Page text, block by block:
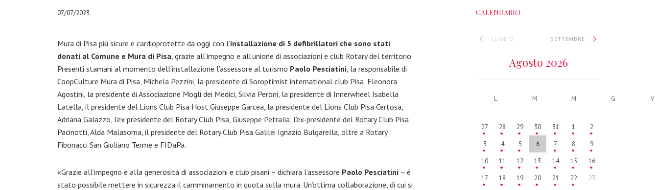
07/07/2023
Mura di Pisa più sicure e cardioprotette da oggi con l’installazione di 5 defibrillatori che sono stati
donati al Comune e Mura di Pisa, grazie all’impegno e all’unione di associazioni e club Rotary del territorio.
Presenti stamani al momento dell’installazione l’assessore al turismo Paolo Pesciatini, la responsabile di
CoopCulture Mura di Pisa, Michela Pezzini, la presidente di Soroptimist international club Pisa, Eleonora
Agostini, la presidente di Associazione Mogli dei Medici, Silvia Peroni, la presidente di Innerwheel Isabella
Latella, il presidente del Lions Club Pisa Host Giuseppe Garcea, la presidente del Lions Club Pisa Certosa,
Adriana Galazzo, l’ex presidente del Rotary Club Pisa, Giuseppe Petralia, l’ex-presidente del Rotary Club Pisa
Pacinotti, Alda Malasoma, il presidente del Rotary Club Pisa Galilei Ignazio Bulgarella, oltre a Rotary
Fibonacci San Giuliano Terme e FIDaPa.
«Grazie all’impegno e alla generosità di associazioni e club pisani – dichiara l’assessore Paolo Pesciatini – è
stato possibile mettere in sicurezza il camminamento in quota sulla mura. Un’ottima collaborazione, di cui si
CALENDARIO
LUGLIO
Agosto 2026
SETTEMBRE
L M M G V
27 28 29 30 31 1 2
3 4 5 6 7 8 9
10 11 12 13 14 15 16
17 18 19 20 21 22 23